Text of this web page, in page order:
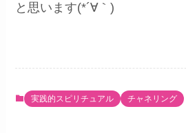
と思います(*´∀｀)
実践的スピリチュアル チャネリング